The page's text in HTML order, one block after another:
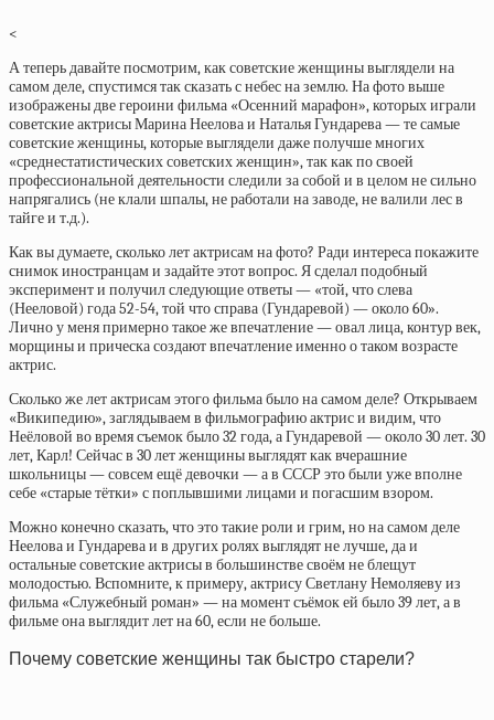
<
А теперь давайте посмотрим, как советские женщины выглядели на
самом деле, спустимся так сказать с небес на землю. На фото выше
изображены две героини фильма «Осенний марафон», которых играли
советские актрисы Марина Неелова и Наталья Гундарева — те самые
советские женщины, которые выглядели даже получше многих
«среднестатистических советских женщин», так как по своей
профессиональной деятельности следили за собой и в целом не сильно
напрягались (не клали шпалы, не работали на заводе, не валили лес в
тайге и т.д.).
Как вы думаете, сколько лет актрисам на фото? Ради интереса покажите
снимок иностранцам и задайте этот вопрос. Я сделал подобный
эксперимент и получил следующие ответы — «той, что слева
(Нееловой) года 52-54, той что справа (Гундаревой) — около 60».
Лично у меня примерно такое же впечатление — овал лица, контур век,
морщины и прическа создают впечатление именно о таком возрасте
актрис.
Сколько же лет актрисам этого фильма было на самом деле? Открываем
«Википедию», заглядываем в фильмографию актрис и видим, что
Неёловой во время съемок было32 года, а Гундаревой —около 30 лет. 30
лет, Карл! Сейчас в 30 лет женщины выглядят как вчерашние
школьницы — совсем ещё девочки — а в СССР это были уже вполне
себе «старые тётки» с поплывшими лицами и погасшим взором.
Можно конечно сказать, что это такие роли и грим, но на самом деле
Неелова и Гундарева и в других ролях выглядят не лучше, да и
остальные советские актрисы в большинстве своём не блещут
молодостью. Вспомните, к примеру, актрису Светлану Немоляеву из
фильма «Служебный роман» — на момент съёмок ей было 39 лет, а в
фильме она выглядит лет на 60, если не больше.
Почему советские женщины так быстро старели?